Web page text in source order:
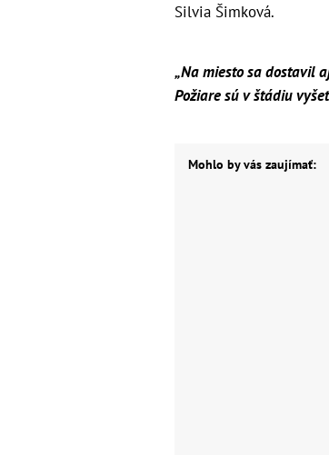
Silvia Šimková.
„Na miesto sa dostavil
Požiare sú v štádiu
Mohlo by vás zaujímať: